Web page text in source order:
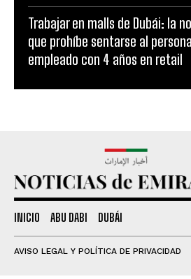
Trabajar en malls de Dubái: la
que prohíbe sentarse al
empleado con 4 años en retail
INICIO ABU DABI DUBÁI
AVISO LEGAL Y POLÍTICA DE PRIVACIDAD